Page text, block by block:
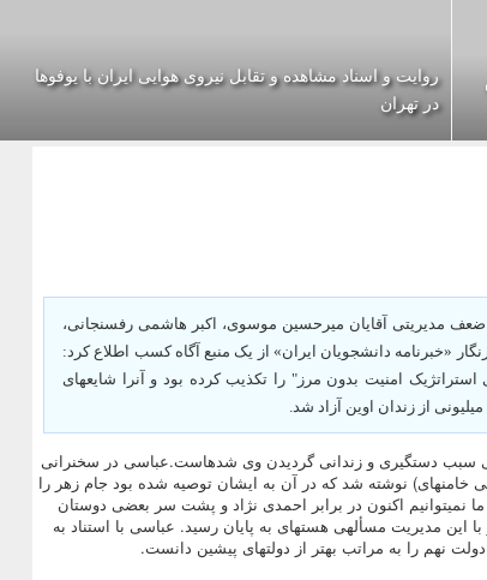
روایت و اسناد مشاهده و تقابل نیروی هوایی ایران با یوفوها
در تهران
مدیریتی آقایان میرحسین موسوی، اکبر هاشمی رفسنجانی،
«خبرنامه دانشجویان ایران» از یک منبع آگاه کسب اطلاع کرد:
امنیت بدون مرز" را تکذیب کرده بود و آنرا شایعه‏ای
سبب دستگیری و زندانی گردیدن وی شده‏است.عباسی در سخنرانی
نوشته شد که در آن به ایشان توصیه شده بود جام زهر را
نمی‏توانیم اکنون در برابر احمدی نژاد و پشت سر بعضی دوستان
این مدیریت مسأله‏ی هسته‏ای به پایان رسید. عباسی با استناد به
نهم را به مراتب بهتر از دولت‏های پیشین دانست.